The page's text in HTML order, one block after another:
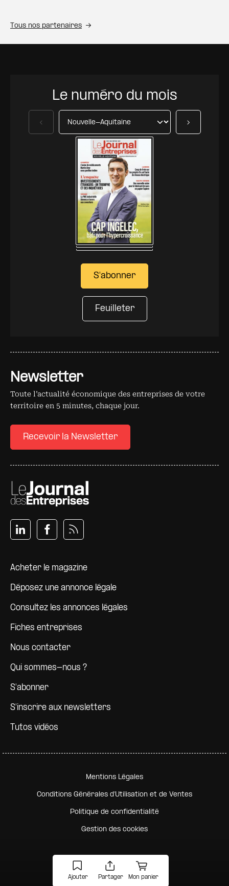
Ajouter Partager Mon panier
Tous nos partenaires
Newsletter
Toute l’actualité économique des entreprises de votre
territoire en 5 minutes, chaque jour.
Recevoir la Newsletter
Pied de page
Acheter le magazine
Déposez une annonce légale
Consultez les annonces légales
Fiches entreprises
Nous contacter
Qui sommes-nous ?
S'abonner
S'inscrire aux newsletters
Tutos vidéos
Le numéro du mois
S'abonner
Feuilleter
Précédent Suivant
Pied de page secondaire
Mentions Légales
Conditions Générales d'Utilisation et de Ventes
Politique de confidentialité
Gestion des cookies